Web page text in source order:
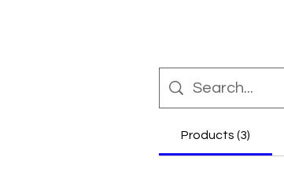
Products (3)